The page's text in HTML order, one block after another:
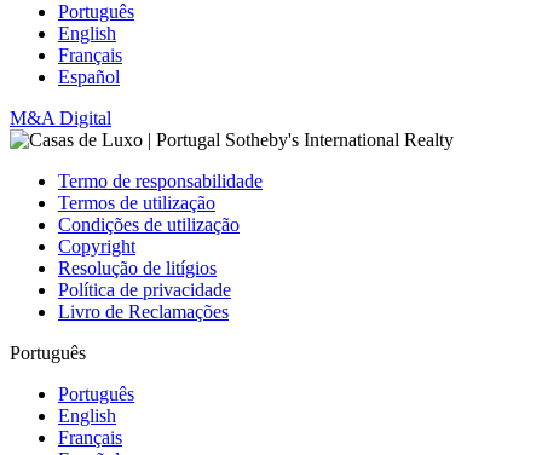
Português
English
Français
Español
M&A Digital
Termo de responsabilidade
Termos de utilização
Condições de utilização
Copyright
Resolução de litígios
Política de privacidade
Livro de Reclamações
Português
Português
English
Français